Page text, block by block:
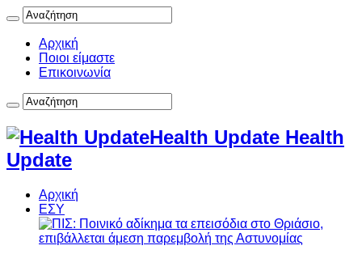
Αρχική
Ποιοι είμαστε
Επικοινωνία
Health Update Health
Update
Αρχική
ΕΣΥ